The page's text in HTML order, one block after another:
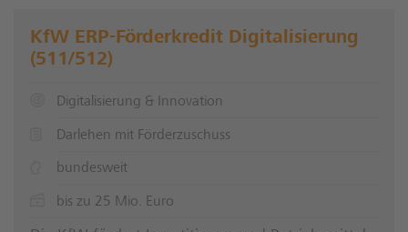
KfW ERP-Förderkredit Digitalisierung
(511/512)
Digitalisierung & Innovation
Darlehen mit Förderzuschuss
bundesweit
bis zu 25 Mio. Euro